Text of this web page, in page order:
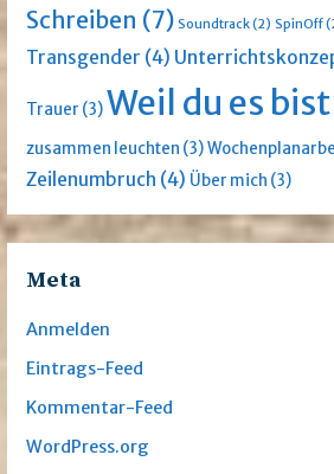
Schreiben (7) Soundtrack(2) SpinOff
Transgender (4)
Trauer (3)Weil du es bist
zusammen leuchten (3)
Zeilenumbruch (4) Über mich (3)
Meta
Anmelden
Eintrags-Feed
Kommentar-Feed
WordPress.org